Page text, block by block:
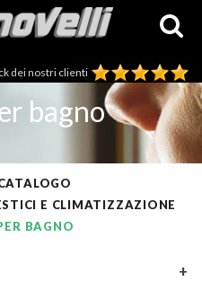
dei nostri clienti
bagno
E CLIMATIZZAZIONE
BAGNO
+